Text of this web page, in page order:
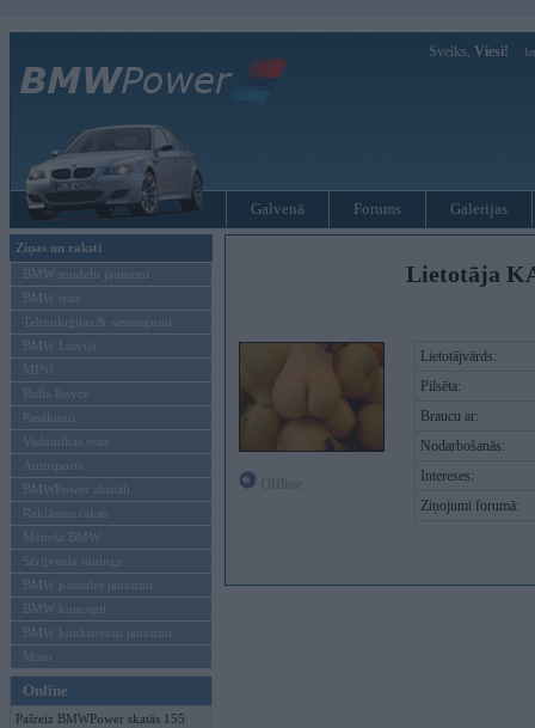
Sveiks, Viesi!
Galvenā Forums Galerijas
Ziņas un raksti
BMW modeļu jaunumi
BMW testi
Tehnoloģijas & sasniegumi
BMW Latvijā
MINI
Rolls-Royce
Pasākumi
Vadāmības tests
Autosports
BMWPower aktuāli
Reklāmas raksti
Mēneša BMW
Sērijveida tūnings
BMW pasaules jaunumi
BMW koncepti
BMW konkurentu jaunumi
Moto
Online
Pašreiz BMWPower skatās 155
Lietotāja
Lietotājvārds:
Pilsēta:
Braucu ar:
Nodarbošanās:
Intereses:
Ziņojumi forumā: